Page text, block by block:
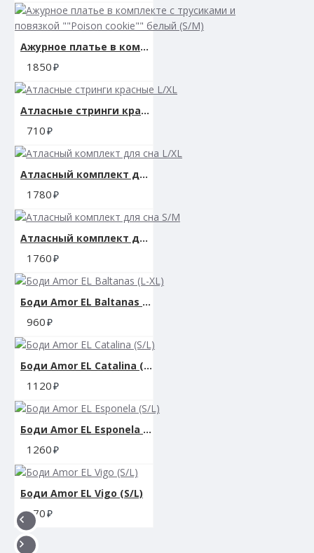
Ажурное платье в комплекте с трусиками и повязкой ""Poison cookie"" белый (S/M)
1850
Атласные стринги красные L/XL
710
Атласный комплект для сна L/XL
1780
Атласный комплект для сна S/M
1760
Боди Amor EL Baltanas (L-XL)
960
Боди Amor EL Catalina (S/L)
1120
Боди Amor EL Esponela (S/L)
1260
Боди Amor EL Vigo (S/L)
870